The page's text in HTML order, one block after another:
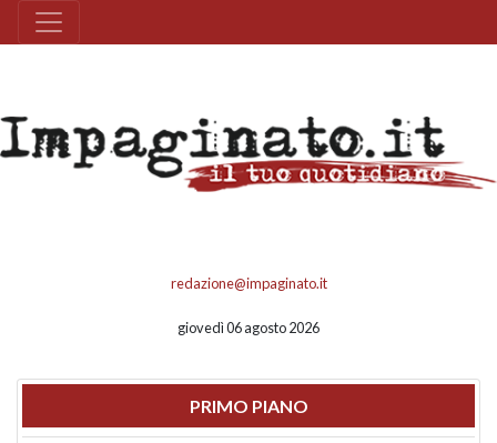
redazione@impaginato.it
giovedì 06 agosto 2026
PRIMO PIANO